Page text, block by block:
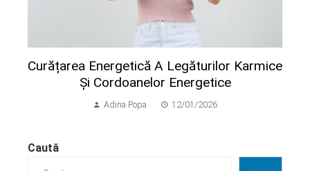
Curățarea Energetică A Legăturilor Karmice
Și Cordoanelor Energetice
Adina Popa 12/01/2026
Caută